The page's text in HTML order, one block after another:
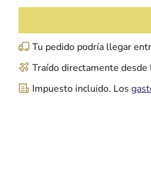
Tu pedido podría llegar
Traído directamente desde
Impuesto incluido. Los